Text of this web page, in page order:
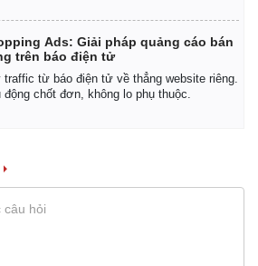
Ads: Giải pháp quảng cáo bán
trên báo điện tử
traffic từ báo điện tử về thẳng website riêng.
động chốt đơn, không lo phụ thuộc.